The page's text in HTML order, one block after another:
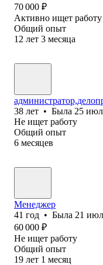
70 000 ₽
Активно ищет работу
Общий опыт
12 лет 3 месяца
38 лет • Была 25
Не ищет работу
Общий опыт
6 месяцев
Менеджер
41 год • Была 21
60 000 ₽
Не ищет работу
Общий опыт
19 лет 1 месяц